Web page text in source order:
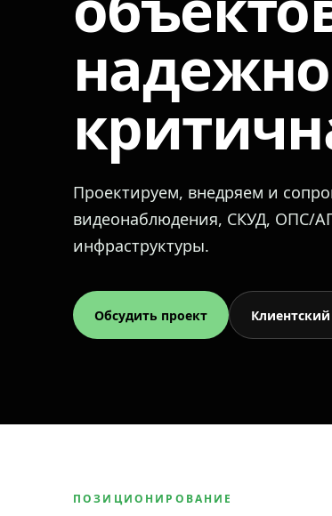
Проектируем, внедряем и
видеонаблюдения, СКУД, ОПС/
инфраструктуры.
Обсудить проект
ПОЗИЦИОНИРОВАНИЕ